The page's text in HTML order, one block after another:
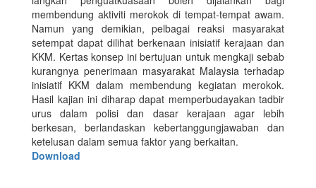
membendung aktiviti merokok di tempat-tempat awam.
Namun yang demikian, pelbagai reaksi masyarakat
setempat dapat dilihat berkenaan inisiatif kerajaan dan
KKM. Kertas konsep ini bertujuan untuk mengkaji sebab
kurangnya penerimaan masyarakat Malaysia terhadap
inisiatif KKM dalam membendung kegiatan merokok.
Hasil kajian ini diharap dapat memperbudayakan tadbir
urus dalam polisi dan dasar kerajaan agar lebih
berkesan, berlandaskan kebertanggungjawaban dan
ketelusan dalam semua faktor yang berkaitan.
Download